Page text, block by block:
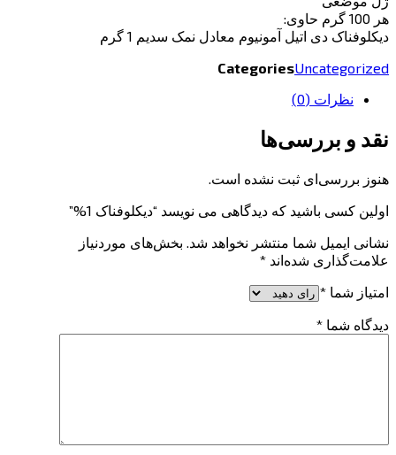
هر 100 گرم حاوی:
دیکلوفناک دی اتیل آمونیوم معادل نمک سدیم 1 گرم
CategoriesUncategorized
نظرات (0)
نقد و بررسی‌ها
هنوز بررسی‌ای ثبت نشده است.
اولین کسی باشید که دیدگاهی می نویسد “دیکلوفناک 1%”
نشانی ایمیل شما منتشر نخواهد شد. بخش‌های موردنیاز
علامت‌گذاری شده‌اند *
امتیاز شما *
دیدگاه شما *